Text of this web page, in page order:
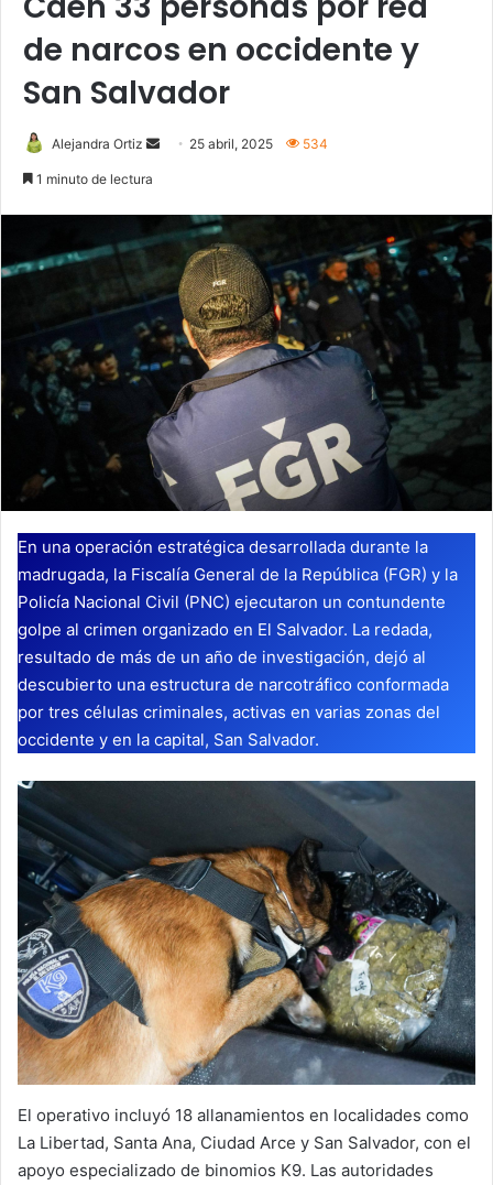
de narcos en occidente y
San Salvador
Alejandra Ortiz
Send 25 abril, 2025 534
1 minuto de lectura
En una operación estratégica desarrollada durante la
madrugada, la Fiscalía General de la República (FGR) y la
Policía Nacional Civil (PNC) ejecutaron un contundente
golpe al crimen organizado en El Salvador. La redada,
resultado de más de un año de investigación, dejó al
descubierto una estructura de narcotráfico conformada
por tres células criminales, activas en varias zonas del
occidente y en la capital, San Salvador.
El operativo incluyó 18 allanamientos en localidades como
La Libertad, Santa Ana, Ciudad Arce y San Salvador, con el
apoyo especializado de binomios K9. Las autoridades